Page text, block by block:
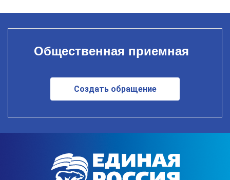
Общественная приемная
Создать обращение